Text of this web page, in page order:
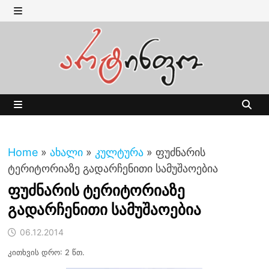
Skip
to MENU
Home » ახალი » კულტურა » ფუძნარის
ტერიტორიაზე გადარჩენითი სამუშაოებია
ფუძნარის ტერიტორიაზე
გადარჩენითი სამუშაოებია
06.12.2014
კითხვის დრო: 2 წთ.